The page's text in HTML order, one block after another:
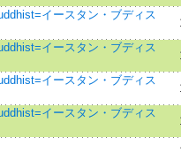
イースタン・ブディス
イースタン・ブディス
イースタン・ブディス
イースタン・ブディス